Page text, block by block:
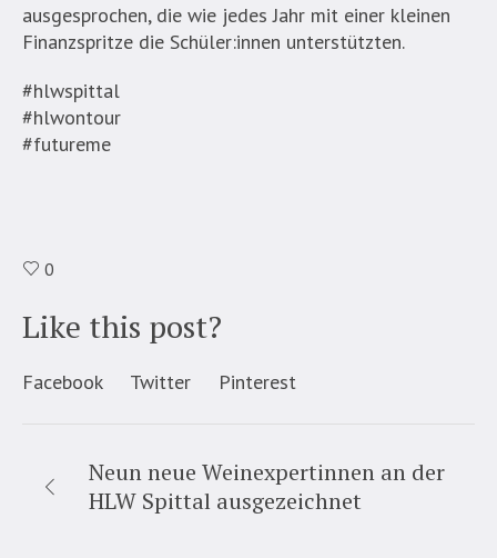
ausgesprochen, die wie jedes Jahr mit einer kleinen
Finanzspritze die Schüler:innen unterstützten.
#hlwspittal
#hlwontour
#futureme
0
Like this post?
Facebook Twitter Pinterest
Neun neue Weinexpertinnen an der
HLW Spittal ausgezeichnet